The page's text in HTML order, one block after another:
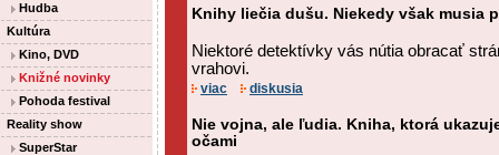
Hudba
Kultúra
Kino, DVD
Knižné novinky
Pohoda festival
Reality show
SuperStar
Knihy liečia dušu. Niekedy však musia
Niektoré detektívky vás nútia obracať
vrahovi.
viac diskusia
Nie vojna, ale ľudia. Kniha, ktorá
očami